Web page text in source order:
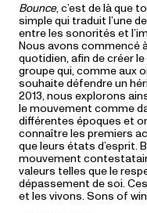
Bounce, c’est de là que
simple qui traduit l’une
entre les sonorités et
Nous avons commencé
quotidien, afin de créer
groupe qui, comme aux
souhaite défendre un
2013, nous explorons
le mouvement comme
différentes époques et
connaître les premiers
que leurs états d’esprit.
mouvement
valeurs telles que le
dépassement de soi.
et les vivons. Sons of